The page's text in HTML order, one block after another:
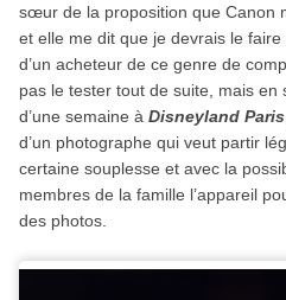
sœur de la proposition que Canon
et elle me dit que je devrais le
d’un acheteur de ce genre de
pas le tester tout de suite, mais
d’une semaine à Disneyland Paris
d’un photographe qui veut partir
certaine souplesse et avec la
membres de la famille l’appareil
des photos.